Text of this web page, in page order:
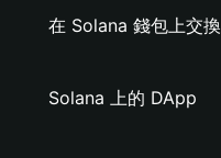
在 Solana 錢包上交換
Solana 上的 DApp